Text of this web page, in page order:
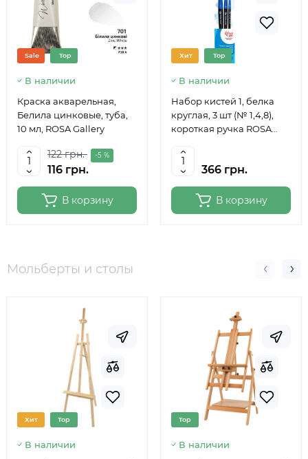
Sale Top
В наличии
Краска акварельная,
Белила цинковые, туба,
10 мл, ROSA Gallery
122 грн. -5 %
116 грн.
В корзину
Хит Top
В наличии
Набор кистей 1, белка
круглая, 3 шт (№ 1,4,8),
короткая ручка ROSA
366 грн.
В корзину
Мольберты и столы
Хит Top
В наличии
Top
В наличии